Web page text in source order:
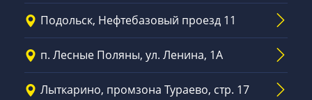
Подольск, Нефтебазовый проезд 11
п. Лесные Поляны, ул. Ленина, 1А
Лыткарино, промзона Тураево, стр. 17